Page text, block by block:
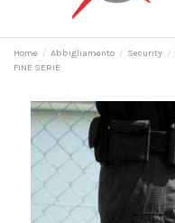
Home Abbigliamento Security
FINE SERIE